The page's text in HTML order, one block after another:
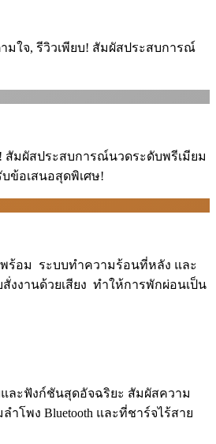
มใจ, รีวิวเพียบ! สัมผัสประสบการณ์
สัมผัสประสบการณ์นวดระดับพรีเมียม
ข้อเสนอสุดพิเศษ!
ร้อม ️ ระบบทำความร้อนที่หลัง และ
งงานด้วยเสียง ️ ทำให้การพักผ่อนเป็น
ละฟังก์ชันสุดอัจฉริยะ สัมผัสความ
พง Bluetooth และที่ชาร์จไร้สาย